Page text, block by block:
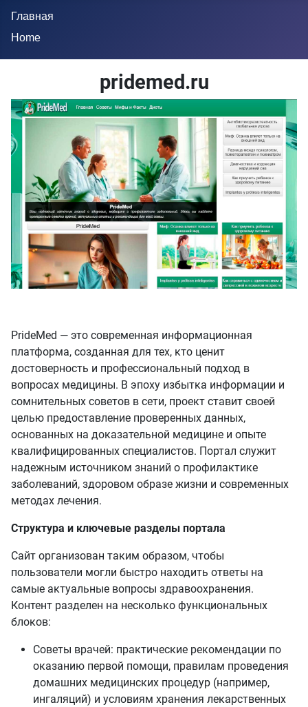
Главная
Home
pridemed.ru
PrideMed — это современная информационная
платформа, созданная для тех, кто ценит
достоверность и профессиональный подход в
вопросах медицины. В эпоху избытка информации и
сомнительных советов в сети, проект ставит своей
целью предоставление проверенных данных,
основанных на доказательной медицине и опыте
квалифицированных специалистов. Портал служит
надежным источником знаний о профилактике
заболеваний, здоровом образе жизни и современных
методах лечения.
Структура и ключевые разделы портала
Сайт организован таким образом, чтобы
пользователи могли быстро находить ответы на
самые актуальные вопросы здравоохранения.
Контент разделен на несколько функциональных
блоков:
Советы врачей: практические рекомендации по
оказанию первой помощи, правилам проведения
домашних медицинских процедур (например,
ингаляций) и условиям хранения лекарственных